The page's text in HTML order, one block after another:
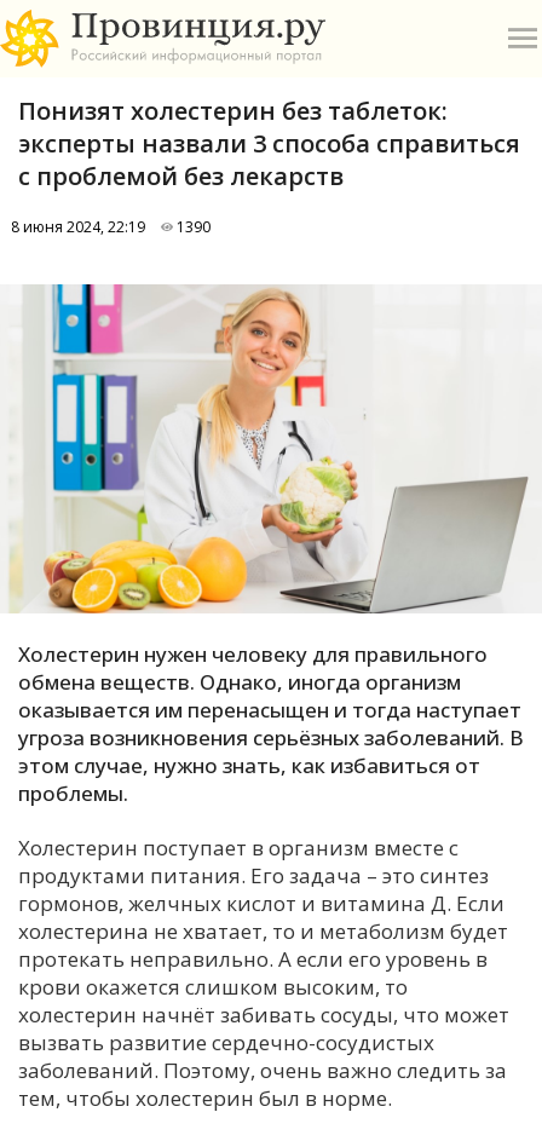
В
Е
И
К
М
Р
Т
Х
Ч
Я
Понизят холестерин без таблеток:
эксперты назвали 3 способа справиться
с проблемой без лекарств
8 июня 2024, 22:19 1390
Холестерин нужен человеку для правильного
обмена веществ. Однако, иногда организм
оказывается им перенасыщен и тогда наступает
угроза возникновения серьёзных заболеваний. В
этом случае, нужно знать, как избавиться от
проблемы.
Холестерин поступает в организм вместе с
продуктами питания. Его задача – это синтез
гормонов, желчных кислот и витамина Д. Если
холестерина не хватает, то и метаболизм будет
протекать неправильно. А если его уровень в
крови окажется слишком высоким, то
холестерин начнёт забивать сосуды, что может
вызвать развитие сердечно-сосудистых
заболеваний. Поэтому, очень важно следить за
тем, чтобы холестерин был в норме.